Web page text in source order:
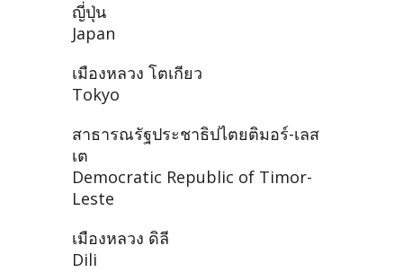
ญี่ปุ่น
Japan
เมืองหลวง โตเกียว
Tokyo
สาธารณรัฐประชาธิปไตยติมอร์-เลส
เต
Democratic Republic of Timor-
Leste
เมืองหลวง ดิลี
Dili